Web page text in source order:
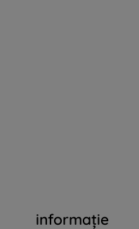
informație